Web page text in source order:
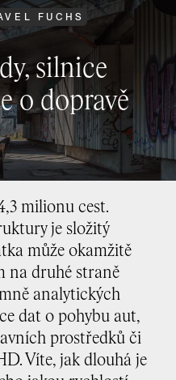
FUCHS
silnice
o dopravě
milionu cest.
je složitý
může okamžitě
na druhé straně
analytických
dat o pohybu aut,
prostředků či
Víte, jak dlouhá je